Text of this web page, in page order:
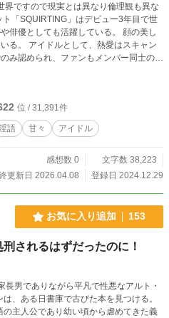
俳優としても活躍している。 顔の美し
る。 アイドルとして、熱愛はスキャン
み認められ、ファンもメンバー同士の絡
。 レオ(受け) 180cm、2
そして透き通った肌をしたどこか儚く美
「王子」と呼ばれている。3年連続「イ
な形のペニスが男女共に人気であり、
大ヒットした。 ルイ(攻め) 187
目でクールな印象があるが実際は大型
とから「騎士」とファンに呼ばれてい
王子と騎
位 / 31,391件
語 甘々 アイドル
感想数 0
文字数 38,223
更新日 2026.04.08
登録日 2024.12.29
お気に入り追加 153
されるはずだったのに！
長男でありながら平凡で性悪なアルト・
、ある日書庫で古びた本を見つける。
の主人公であり幼い頃から虐めてきた義